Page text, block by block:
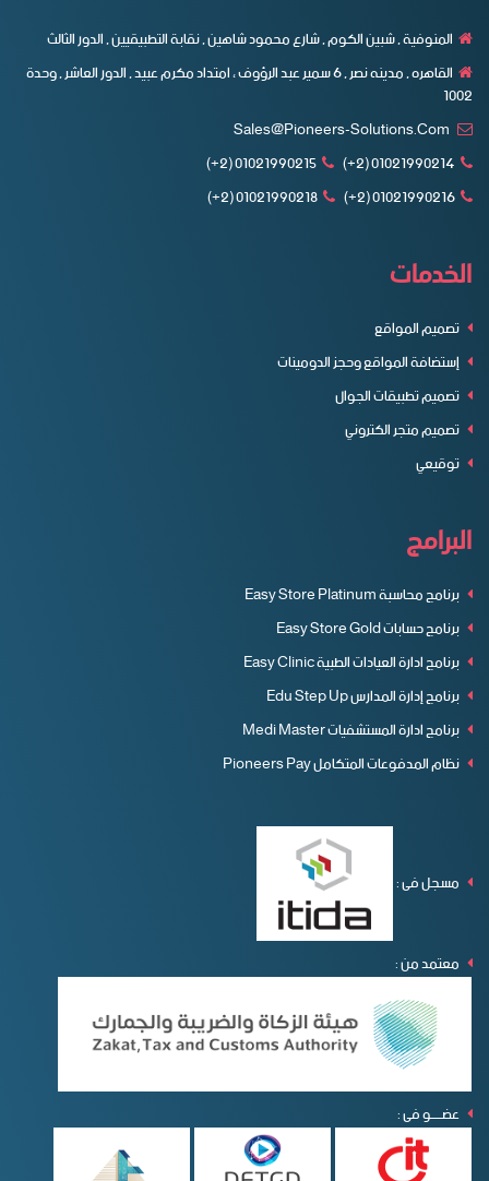
المنوفية , شبين الكوم , شارع محمود شاهين , نقابة التطبيقيين , الدور الثالث
القاهره , مدينه نصر , ٦ سمير عبد الرؤوف ، امتداد مكرم عبيد , الدور العاشر , وحدة
1002
01021990214 (2+)
01021990215 (2+)
01021990216 (2+)
01021990218 (2+)
الخدمات
تصميم المواقع
إستضافة المواقع وحجز الدومينات
تصميم تطبيقات الجوال
تصميم متجر الكتروني
توقيعي
البرامج
برنامج محاسبة Easy Store Platinum
برنامج حسابات Easy Store Gold
برنامج ادارة العيادات الطبية Easy Clinic
برنامج إدارة المدارس Edu Step Up
برنامج ادارة المستشفيات Medi Master
نظام المدفوعات المتكامل Pioneers Pay
مسجل فى :
معتمد من :
عضـــــو فى :